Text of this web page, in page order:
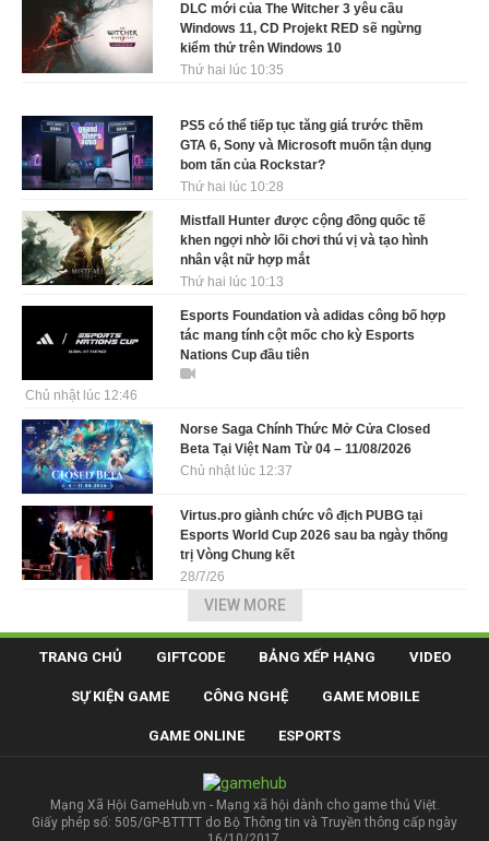
DLC mới của The Witcher 3 yêu cầu
Windows 11, CD Projekt RED sẽ ngừng
kiểm thử trên Windows 10
Thứ hai lúc 10:35
PS5 có thể tiếp tục tăng giá trước thềm
GTA 6, Sony và Microsoft muốn tận dụng
bom tấn của Rockstar?
Thứ hai lúc 10:28
Mistfall Hunter được cộng đồng quốc tế
khen ngợi nhờ lối chơi thú vị và tạo hình
nhân vật nữ hợp mắt
Thứ hai lúc 10:13
Esports Foundation và adidas công bố hợp
tác mang tính cột mốc cho kỳ Esports
Nations Cup đầu tiên
Chủ nhật lúc 12:46
Norse Saga Chính Thức Mở Cửa Closed
Beta Tại Việt Nam Từ 04 – 11/08/2026
Chủ nhật lúc 12:37
Virtus.pro giành chức vô địch PUBG tại
Esports World Cup 2026 sau ba ngày thống
trị Vòng Chung kết
28/7/26
VIEW MORE
TRANG CHỦ GIFTCODE BẢNG XẾP HẠNG VIDEO
SỰ KIỆN GAME CÔNG NGHỆ GAME MOBILE
GAME ONLINE ESPORTS
Mạng Xã Hội GameHub.vn - Mạng xã hội dành cho game thủ Việt.
Giấy phép số: 505/GP-BTTTT do Bộ Thông tin và Truyền thông cấp ngày